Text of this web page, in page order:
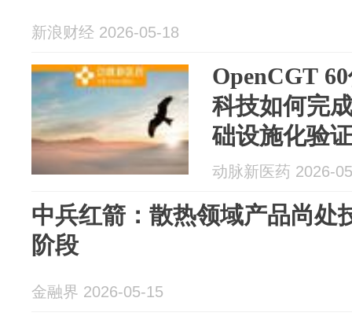
新浪财经 2026-05-18
OpenCGT
科技如何完
础设施化验
动脉新医药 2026-
中兵红箭：散热领域产品尚处
阶段
金融界 2026-05-15